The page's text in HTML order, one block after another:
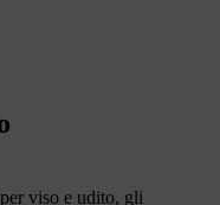
viso e udito, gli